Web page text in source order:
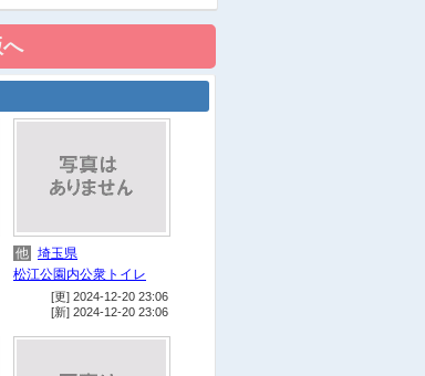
ローソン八潮一丁目
ローソン草加松江六丁目
ウエルシア草加稲荷５丁目店
ファミリーマート三郷花和田
ファミリーマート八潮二丁目
他 埼玉県
松江公園内公衆トイレ
[更] 2024-12-20 23:06
[新] 2024-12-20 23:06